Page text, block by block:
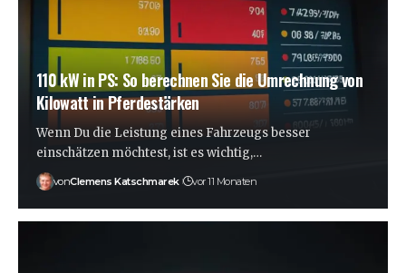
110 kW in PS: So berechnen Sie die Umrechnung von
Kilowatt in Pferdestärken
Wenn Du die Leistung eines Fahrzeugs besser
einschätzen möchtest, ist es wichtig,…
vonClemens Katschmarek vor 11 Monaten